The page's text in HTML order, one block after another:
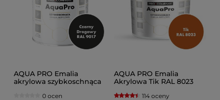
AQUA PRO Emalia
akrylowa szybkoschnąca
0 ocen
AQUA PRO Emalia
Akrylowa Tik RAL 8023
114 oceny